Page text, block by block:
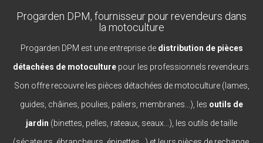
Progarden DPM, fournisseur pour revendeurs dans
la motoculture
Progarden DPM est une entreprise de distribution de pièces
détachées de motoculturepour les professionnels revendeurs.
Son offre recouvre les pièces détachées de motoculture (lames,
guides, châines, poulies, paliers, membranes...), les outils de
jardin (binettes, pelles, rateaux, seaux...), les outils de taille